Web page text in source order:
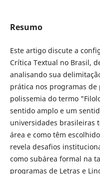
Resumo
Este artigo discute a
Crítica Textual no Brasil,
analisando sua
prática nos programas de
polissemia do termo
sentido amplo e um
universidades brasileiras
área e como têm
revela desafios
como subárea formal na
programas de Letras e